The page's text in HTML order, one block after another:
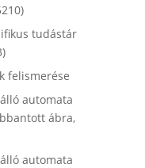
tudástár
felismerése
automata
ábra,
automata